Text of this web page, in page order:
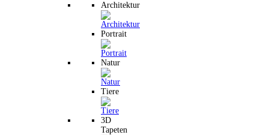
Architektur
Portrait
Natur
Tiere
3D
Tapeten